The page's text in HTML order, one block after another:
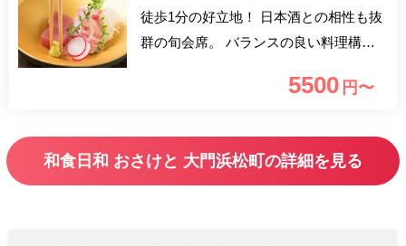
徒歩1分の好立地！ 日本酒との相性も抜
群の旬会席。 バランスの良い料理構成
会食にもオススメです。5500 円〜
和食日和 おさけと 大門浜松町の詳細を見る